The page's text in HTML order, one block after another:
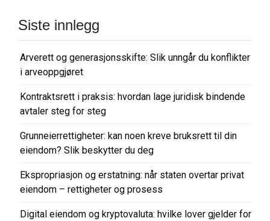
Siste innlegg
Arverett og generasjonsskifte: Slik unngår du konflikter
i arveoppgjøret
Kontraktsrett i praksis: hvordan lage juridisk bindende
avtaler steg for steg
Grunneierrettigheter: kan noen kreve bruksrett til din
eiendom? Slik beskytter du deg
Ekspropriasjon og erstatning: når staten overtar privat
eiendom – rettigheter og prosess
Digital eiendom og kryptovaluta: hvilke lover gjelder for